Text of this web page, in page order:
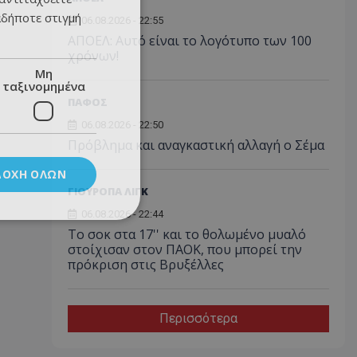
06.08.2026 - 22:55
ΑΠΟΕΛ: Αυτό είναι το λογότυπο των 100
χρόνων!
06.08.2026 - 22:50
Πρόβλημα και αναγκαστική αλλαγή ο Σέμα
ΓΙΟΥΡΟΠΑ ΛΙΓΚ
06.08.2026 - 22:44
Το σοκ στα 17'' και το θολωμένο μυαλό
στοίχισαν στον ΠΑΟΚ, που μπορεί την
πρόκριση στις Βρυξέλλες
Περισσότερα
στιγμή
Μη
ταξινομημένα
ΌΛΩΝ